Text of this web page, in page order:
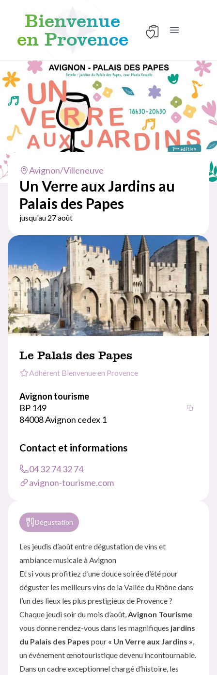
Aller au contenu
Bienvenue
en Provence
Ouvrir le
Avignon/Villeneuve
Un Verre aux Jardins au
Palais des Papes
jusqu'au 27 août
Le Palais des Papes
Adhérent Bienvenue en Provence
Avignon tourisme
BP 149
84008 Avignon cedex 1
Contact et informations
04 32 74 32 74
avignon-tourisme.com
Dégustation
Les jeudis d’août entre dégustation de vins et
ambiance musicale à Avignon
Et si vous profitiez d’une douce soirée d’été pour
déguster les meilleurs vins de la Vallée du Rhône dans
l’un des lieux les plus prestigieux de Provence ?
Chaque jeudi soir du mois d’août,Avignon Tourisme
vous donne rendez-vous dans les magnifiques jardins
du Palais des Papes pour « Un Verre aux Jardins »,
un événement œnotouristique devenu incontournable.
Dans un cadre exceptionnel chargé d’histoire, les